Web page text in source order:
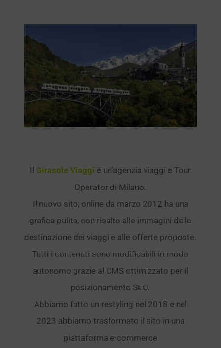
immagine
Il Girasole Viaggi è un’agenzia viaggi e Tour
Operator di Milano.
Il nuovo sito, online da marzo 2012 ha una
grafica pulita, con risalto alle immagini delle
destinazione dei viaggi e alle offerte proposte.
Tutti i contenuti sono modificabili in modo
autonomo grazie al CMS ottimizzato per il
posizionamento SEO.
Abbiamo fatto un restyling nel 2018 e nel
2023 abbiamo trasformato il sito in una
piattaforma e-commerce